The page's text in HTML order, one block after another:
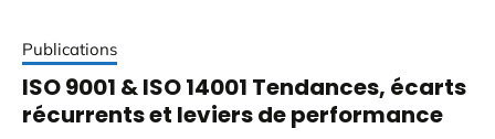
Publications
ISO 9001 & ISO 14001 Tendances, écarts
récurrents et leviers de performance